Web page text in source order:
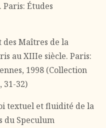
Paris: Études
des Maîtres de la
au XIIIe siècle. Paris:
1998 (Collection
31-32)
textuel et fluidité de la
du Speculum